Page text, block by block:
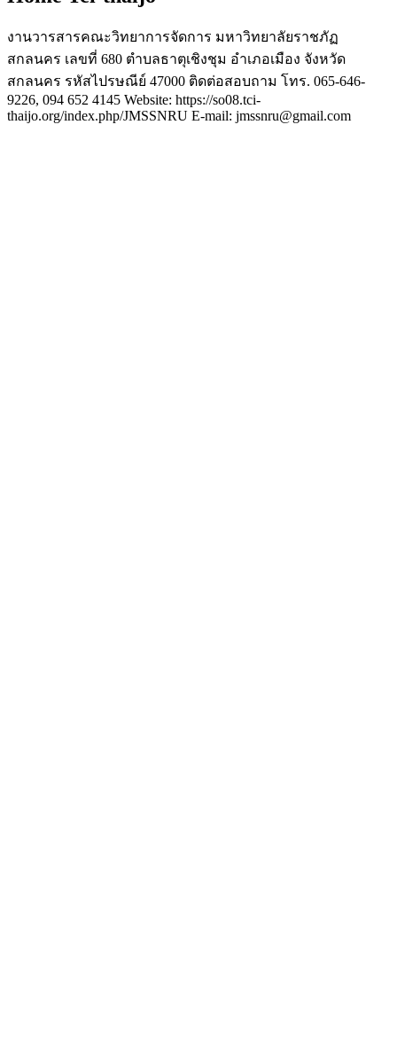
งานวารสารคณะวิทยาการจัดการ มหาวิทยาลัยราชภัฏ
สกลนคร เลขที่ 680 ตำบลธาตุเชิงชุม อำเภอเมือง จังหวัด
สกลนคร รหัสไปรษณีย์ 47000 ติดต่อสอบถาม โทร. 065-646-
9226, 094 652 4145 Website: https://so08.tci-
thaijo.org/index.php/JMSSNRU E-mail: jmssnru@gmail.com